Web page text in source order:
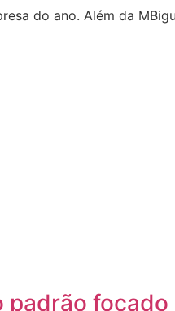
do ano. Além da